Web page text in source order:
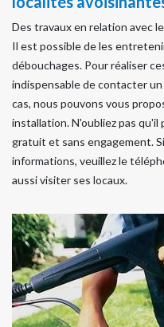
Des travaux en relation avec
Il est possible de les
débouchages. Pour réaliser
indispensable de contacter
cas, nous pouvons vous
installation. N'oubliez pas
gratuit et sans engagement.
informations, veuillez le
aussi visiter ses locaux.